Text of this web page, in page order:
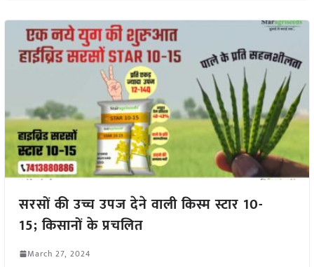
सरसों की उच्च उपज देने वाली किस्म स्टार 10-
15; किसानों के प्रचलित
March 27, 2024